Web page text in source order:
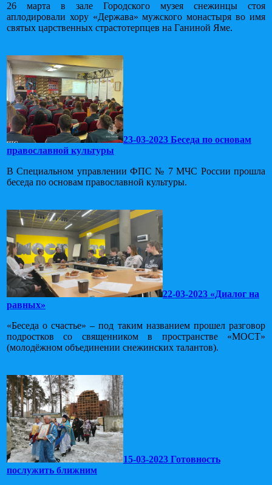
26 марта в зале Городского музея снежинцы стоя
аплодировали хору «Держава» мужского монастыря во имя
святых царственных страстотерпцев на Ганиной Яме.
23-03-2023 Беседа по основам
православной культуры
В Специальном управлении ФПС № 7 МЧС России прошла
беседа по основам православной культуры.
22-03-2023 «Диалог на
равных»
«Беседа о счастье» – под таким названием прошел разговор
подростков со священником в пространстве «МОСТ»
(молодёжном объединении снежинских талантов).
15-03-2023 Готовность
послужить ближним